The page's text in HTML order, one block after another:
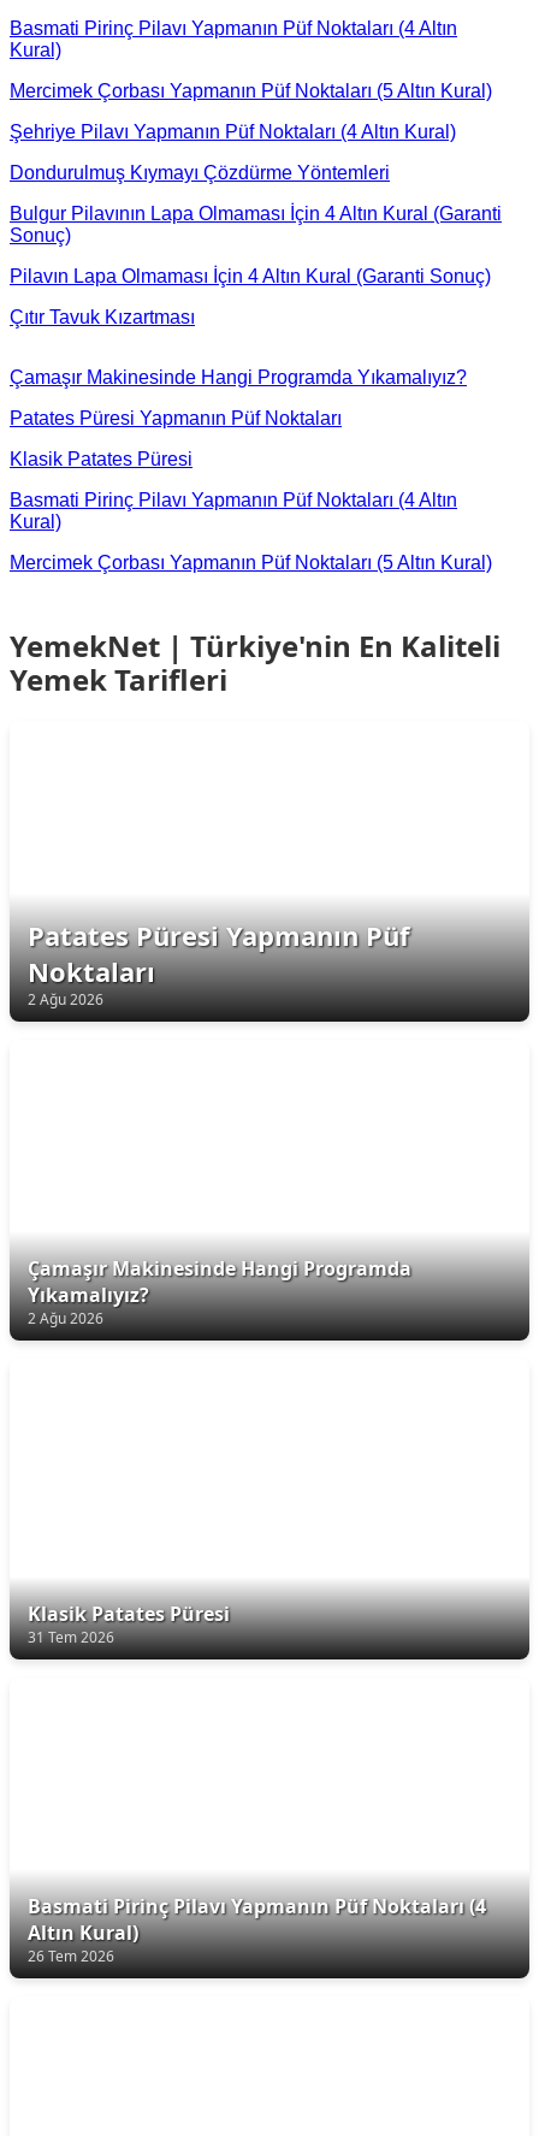
Basmati Pirinç Pilavı Yapmanın Püf Noktaları (4 Altın
Kural)
Mercimek Çorbası Yapmanın Püf Noktaları (5 Altın Kural)
Şehriye Pilavı Yapmanın Püf Noktaları (4 Altın Kural)
Dondurulmuş Kıymayı Çözdürme Yöntemleri
Bulgur Pilavının Lapa Olmaması İçin 4 Altın Kural (Garanti
Sonuç)
Pilavın Lapa Olmaması İçin 4 Altın Kural (Garanti Sonuç)
Çıtır Tavuk Kızartması
Çamaşır Makinesinde Hangi Programda Yıkamalıyız?
Patates Püresi Yapmanın Püf Noktaları
Klasik Patates Püresi
Basmati Pirinç Pilavı Yapmanın Püf Noktaları (4 Altın
Kural)
Mercimek Çorbası Yapmanın Püf Noktaları (5 Altın Kural)
YemekNet | Türkiye'nin En Kaliteli
Yemek Tarifleri
Patates Püresi Yapmanın Püf
Noktaları
2 Ağu 2026
Çamaşır Makinesinde Hangi Programda
Yıkamalıyız?
2 Ağu 2026
Klasik Patates Püresi
31 Tem 2026
Basmati Pirinç Pilavı Yapmanın Püf Noktaları (4
Altın Kural)
26 Tem 2026